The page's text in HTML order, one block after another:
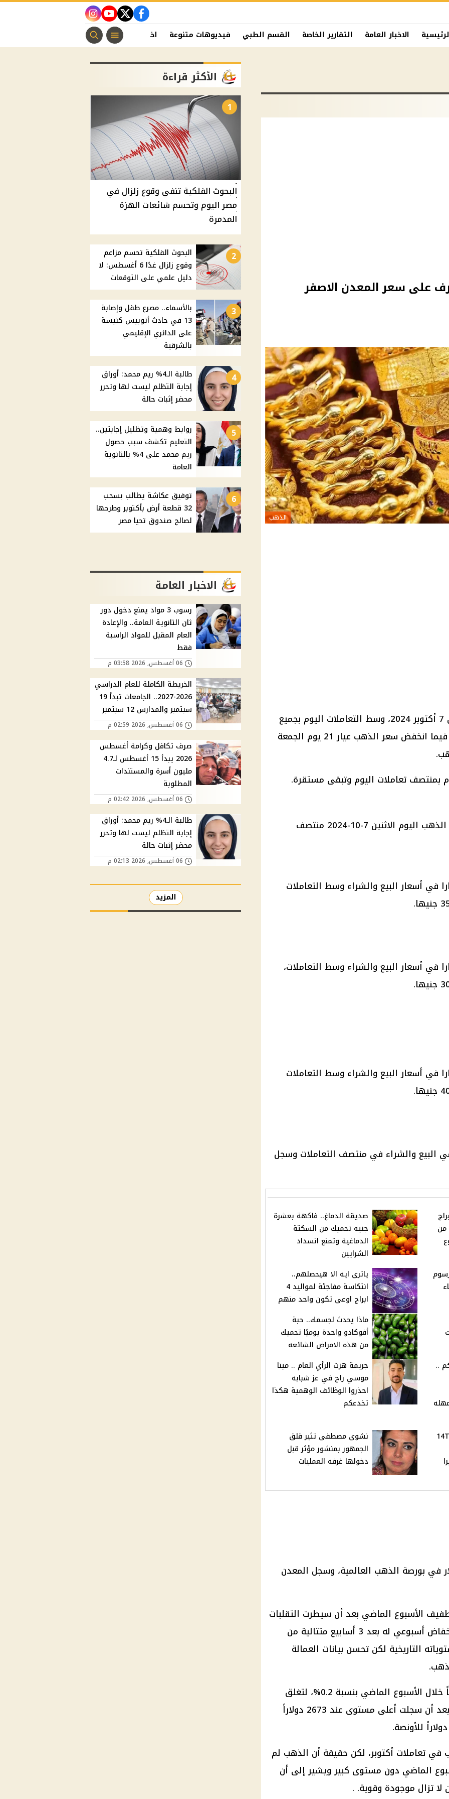
facebook
twitter
youtube
instagram
الاخبار العامة التقارير الخاصة القسم الطبي فيديوهات متنوعة اخبار الفن منوعات مسيحية
على سعر المعدن الاصفر
الذهب
استقرت أسعار الذهب اليوم الاثنين 7 أكتوبر 2024، وسط التعاملات اليوم بجميع
العيارات، لليوم الرابع على التوالي فيما انخفض سعر الذهب عيار 21 يوم الجمعة
بمنتصف تعاملات اليوم وتبقى مستقرة.
في أسعار البيع والشراء وسط التعاملات
في أسعار البيع والشراء وسط التعاملات،
في أسعار البيع والشراء وسط التعاملات
البيع والشراء في منتصف التعاملات وسجل
.. 4 ابراج
من
صديقة الدماغ.. فاكهة بعشرة
جنيه تحميك من السكتة
الدماغية وتمنع انسداد
الشرايين
ياترى ايه الا هيحصلهم..
انتكاسة مفاجئة لمواليد 4
ابراج اوعى تكون واحد منهم
ماذا يحدث لجسمك.. حبة
أفوكادو واحدة يوميًا تحميك
من هذه الامراض الشائعه
..
جريمة هزت الرأي العام .. مينا
موسي راح في عز شبابه
احذروا الوظائف الوهمية هكذا
تخدعكم
ضربه معلم من شاومى.. 14T
نشوى مصطفى تثير قلق
الجمهور بمنشور مؤثر قبل
دخولها غرفه العمليات
في بورصة الذهب العالمية، وسجل المعدن
الأسبوع الماضي بعد أن سيطرت التقلبات
على تحركات الذهب، مسجلا أول انخفاض أسبوعي له بعد 3 أسابيع متتالية من
التاريخية لكن تحسن بيانات العمالة
وتراجعت أسعار أوقية الذهب عالمياً خلال الأسبوع الماضي بنسبة 0.2%، لتغلق
الأسبوع عند 2653 دولاراً للأونصة، بعد أن سجلت أعلى مستوى عند 2673 دولاراً
في تعاملات أكتوبر، لكن حقيقة أن الذهب لم
الماضي دون مستوى كبير ويشير إلى أن
لا تزال موجودة وقوية. .
الأكثر قراءة
1
البحوث الفلكية تنفي وقوع زلزال في
مصر اليوم وتحسم شائعات الهزة
المدمرة
2
البحوث الفلكية تحسم مزاعم
وقوع زلزال غدًا 6 أغسطس: لا
دليل علمي على التوقعات
3
بالأسماء.. مصرع طفل وإصابة
13 في حادث أتوبيس كنيسة
على الدائري الإقليمي
بالشرقية
4
طالبة الـ4% ريم محمد: أوراق
إجابة التظلم ليست لها وتحرر
محضر إثبات حالة
5
روابط وهمية وتظليل إجابتين..
التعليم تكشف سبب حصول
ريم محمد على 4% بالثانوية
العامة
6
توفيق عكاشة يطالب بسحب
32 قطعة أرض بأكتوبر وطرحها
لصالح صندوق تحيا مصر
الاخبار العامة
رسوب 3 مواد يمنع دخول دور
ثان الثانوية العامة.. والإعادة
العام المقبل للمواد الراسبة
فقط
06 أغسطس, 2026 03:58 م
الخريطة الكاملة للعام الدراسي
2026-2027.. الجامعات تبدأ 19
سبتمبر والمدارس 12 سبتمبر
06 أغسطس, 2026 02:59 م
صرف تكافل وكرامة أغسطس
2026 يبدأ 15 أغسطس لـ4.7
مليون أسرة والمستندات
المطلوبة
06 أغسطس, 2026 02:42 م
طالبة الـ4% ريم محمد: أوراق
إجابة التظلم ليست لها وتحرر
محضر إثبات حالة
06 أغسطس, 2026 02:13 م
المزيد